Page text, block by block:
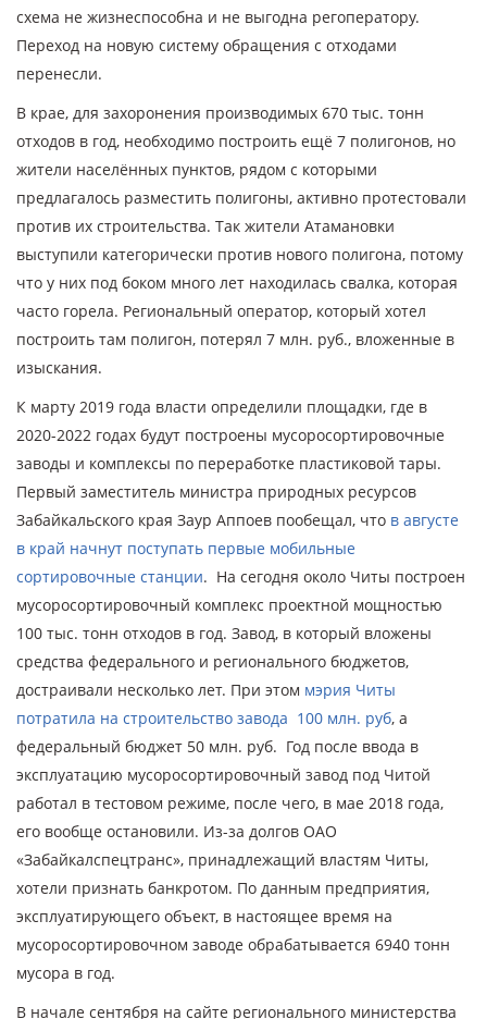
схема не жизнеспособна и не выгодна регоператору.
Переход на новую систему обращения с отходами
перенесли.
В крае, для захоронения производимых 670 тыс. тонн
отходов в год, необходимо построить ещё 7 полигонов, но
жители населённых пунктов, рядом с которыми
предлагалось разместить полигоны, активно протестовали
против их строительства. Так жители Атамановки
выступили категорически против нового полигона, потому
что у них под боком много лет находилась свалка, которая
часто горела. Региональный оператор, который хотел
построить там полигон, потерял 7 млн. руб., вложенные в
изыскания.
К марту 2019 года власти определили площадки, где в
2020-2022 годах будут построены мусоросортировочные
заводы и комплексы по переработке пластиковой тары.
Первый заместитель министра природных ресурсов
Забайкальского края Заур Аппоев пообещал, что в августе
в край начнут поступать первые мобильные
сортировочные станции. На сегодня около Читы построен
мусоросортировочный комплекс проектной мощностью
100 тыс. тонн отходов в год. Завод, в который вложены
средства федерального и регионального бюджетов,
достраивали несколько лет. При этом мэрия Читы
потратила на строительство завода 100 млн. руб, а
федеральный бюджет 50 млн. руб. Год после ввода в
эксплуатацию мусоросортировочный завод под Читой
работал в тестовом режиме, после чего, в мае 2018 года,
его вообще остановили. Из-за долгов ОАО
«Забайкалспецтранс», принадлежащий властям Читы,
хотели признать банкротом. По данным предприятия,
эксплуатирующего объект, в настоящее время на
мусоросортировочном заводе обрабатывается 6940 тонн
мусора в год.
В начале сентября на сайте регионального министерства